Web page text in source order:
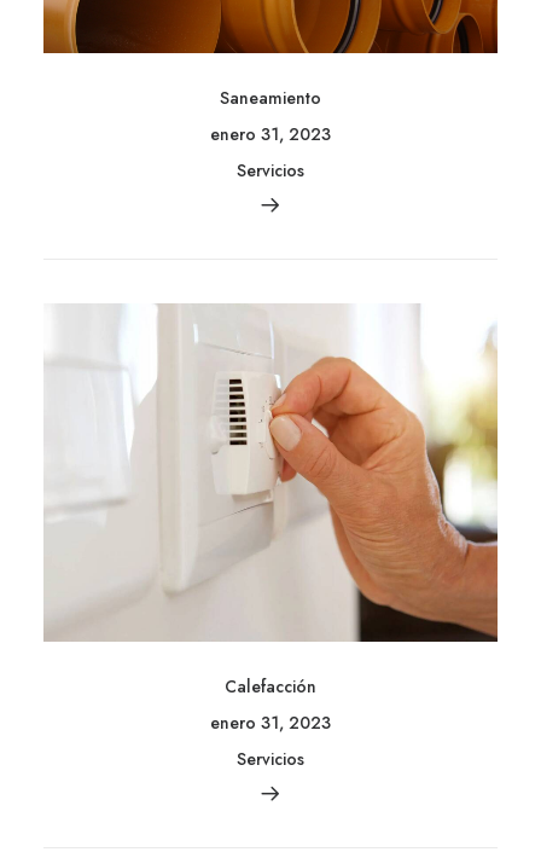
Saneamiento
enero 31, 2023
Servicios
Calefacción
enero 31, 2023
Servicios